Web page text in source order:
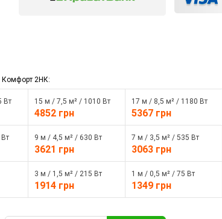
Комфорт 2НК:
Вт 15 м / 7,5 м² / 1010 Вт
4852 грн
17 м / 8,5 м² / 1180 Вт
5367 грн
9 м / 4,5 м² / 630 Вт
3621 грн
7 м / 3,5 м² / 535 Вт
3063 грн
3 м / 1,5 м² / 215 Вт
1914 грн
1 м / 0,5 м² / 75 Вт
1349 грн